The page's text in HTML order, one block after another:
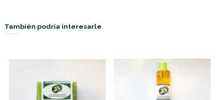
También podría interesarle